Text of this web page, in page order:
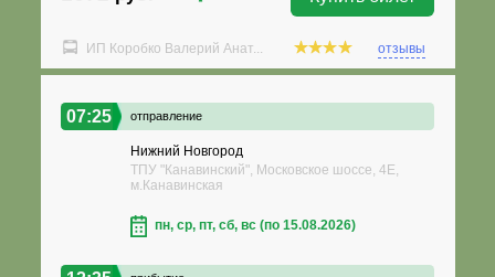
ИП Коробко Валерий Анат... отзывы
07:25 отправление
Нижний Новгород
ТПУ "Канавинский", Московское шоссе, 4Е,
м.Канавинская
пн, ср, пт, сб, вс (по 15.08.2026)